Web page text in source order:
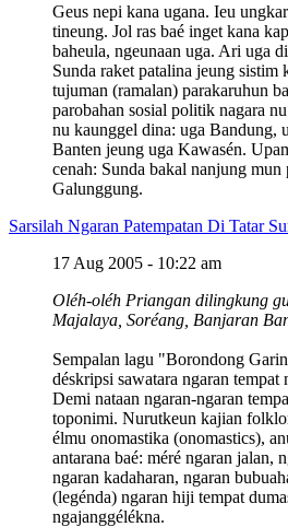
Geus nepi kana ugana. Ieu
tineung. Jol ras baé inget kana
baheula, ngeunaan uga. Ari uga
Sunda raket patalina jeung sistim
tujuman (ramalan) parakaruhun
parobahan sosial politik nagara
nu kaunggel dina: uga Bandung,
Banten jeung uga Kawasén.
cenah: Sunda bakal nanjung
Galunggung.
Sarsilah Ngaran Patempatan Di Tatar
17 Aug 2005 - 10:22 am
Oléh-oléh Priangan dilingkung
Majalaya, Soréang, Banjaran
Sempalan lagu "Borondong
déskripsi sawatara ngaran tempat
Demi nataan ngaran-ngaran
toponimi. Nurutkeun kajian
élmu onomastika (onomastics),
antarana baé: méré ngaran jalan,
ngaran kadaharan, ngaran
(legénda) ngaran hiji tempat
ngajanggélékna.